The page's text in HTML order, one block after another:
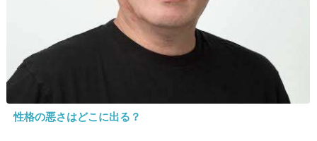
+159
17. 匿名
これ彼女見てたら引くね
性格の悪さはどこに出る？